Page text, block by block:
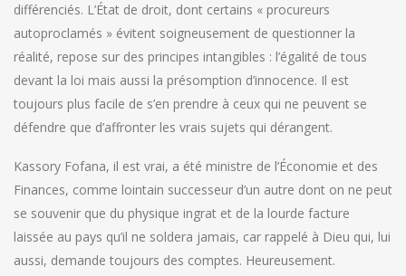
différenciés. L’État de droit, dont certains « procureurs
autoproclamés » évitent soigneusement de questionner la
réalité, repose sur des principes intangibles : l’égalité de tous
devant la loi mais aussi la présomption d’innocence. Il est
toujours plus facile de s’en prendre à ceux qui ne peuvent se
défendre que d’affronter les vrais sujets qui dérangent.
Kassory Fofana, il est vrai, a été ministre de l’Économie et des
Finances, comme lointain successeur d’un autre dont on ne peut
se souvenir que du physique ingrat et de la lourde facture
laissée au pays qu’il ne soldera jamais, car rappelé à Dieu qui, lui
aussi, demande toujours des comptes. Heureusement.